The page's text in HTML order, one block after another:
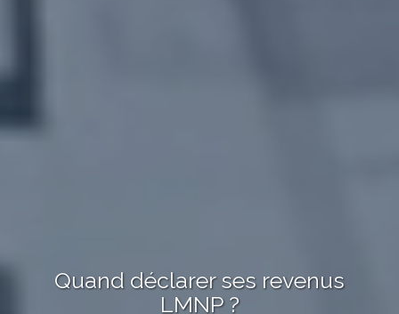
Quand déclarer ses revenus
LMNP ?